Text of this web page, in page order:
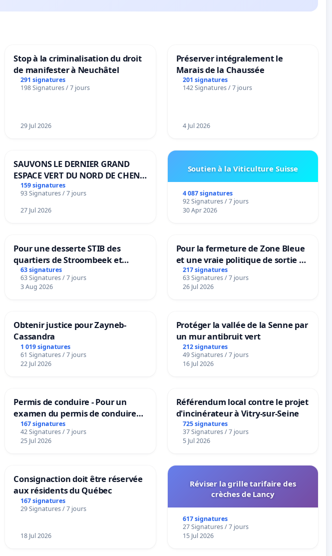
Stop à la criminalisation du droit
de manifester à Neuchâtel
291 signatures
198 Signatures / 7 jours
29 Jul 2026
Préserver intégralement le
Marais de la Chaussée
201 signatures
142 Signatures / 7 jours
4 Jul 2026
SAUVONS LE DERNIER GRAND
ESPACE VERT DU NORD DE CHENE-
BOUGERIES
159 signatures
93 Signatures / 7 jours
27 Jul 2026
Soutien à la Viticulture Suisse
4 087 signatures
92 Signatures / 7 jours
30 Apr 2026
Pour une desserte STIB des
quartiers de Stroombeek et
Beauval - Voor een MIVB-
bediening van de wijken
Strombeek en Het Voor
63 signatures
63 Signatures / 7 jours
3 Aug 2026
Pour la fermeture de Zone Bleue
et une vraie politique de sortie de
la dépendance
217 signatures
63 Signatures / 7 jours
26 Jul 2026
Obtenir justice pour Zayneb-
Cassandra
1 019 signatures
61 Signatures / 7 jours
22 Jul 2026
Protéger la vallée de la Senne par
un mur antibruit vert
212 signatures
49 Signatures / 7 jours
16 Jul 2026
Permis de conduire - Pour un
examen du permis de conduire
accessible dans plusieurs langues
à Bruxelles
167 signatures
42 Signatures / 7 jours
25 Jul 2026
Référendum local contre le projet
d'incinérateur à Vitry-sur-Seine
725 signatures
37 Signatures / 7 jours
5 Jul 2026
Consignaction doit être réservée
aux résidents du Québec
167 signatures
29 Signatures / 7 jours
18 Jul 2026
Réviser la grille tarifaire des
crèches de Lancy
617 signatures
27 Signatures / 7 jours
15 Jul 2026